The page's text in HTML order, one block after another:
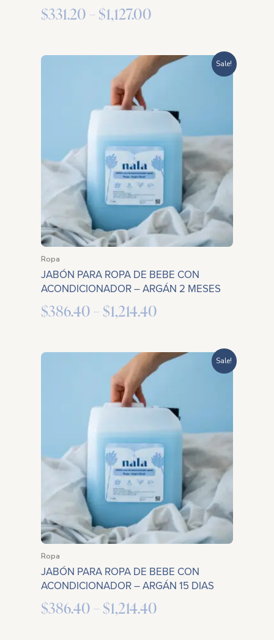
$331.20–$1,127.00
Sale!
Ropa
JABÓN PARA ROPA DE BEBE CON
ACONDICIONADOR – ARGÁN 2 MESES
$386.40–$1,214.40
Price
through
$1,214.40
Sale!
Ropa
JABÓN PARA ROPA DE BEBE CON
ACONDICIONADOR – ARGÁN 15 DIAS
$386.40–$1,214.40
Price
through
$1,214.40